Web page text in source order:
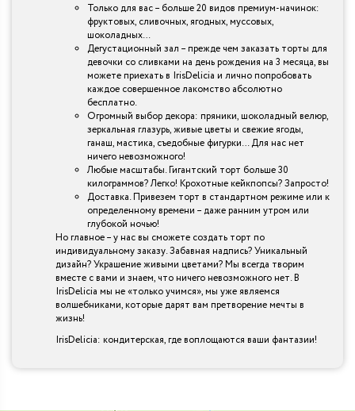
Только для вас – больше 20 видов премиум-начинок:
фруктовых, сливочных, ягодных, муссовых,
шоколадных…
Дегустационный зал – прежде чем заказать торты для
девочки со сливками на день рождения на 3 месяца, вы
можете приехать в IrisDelicia и лично попробовать
каждое совершенное лакомство абсолютно
бесплатно.
Огромный выбор декора: пряники, шоколадный велюр,
зеркальная глазурь, живые цветы и свежие ягоды,
ганаш, мастика, съедобные фигурки… Для нас нет
ничего невозможного!
Любые масштабы. Гигантский торт больше 30
килограммов? Легко! Крохотные кейкпопсы? Запросто!
Доставка. Привезем торт в стандартном режиме или к
определенному времени – даже ранним утром или
глубокой ночью!
Но главное – у нас вы сможете создать торт по
индивидуальному заказу. Забавная надпись? Уникальный
дизайн? Украшение живыми цветами? Мы всегда творим
вместе с вами и знаем, что ничего невозможного нет. В
IrisDelicia мы не «только учимся», мы уже являемся
волшебниками, которые дарят вам претворение мечты в
жизнь!
IrisDelicia: кондитерская, где воплощаются ваши фантазии!